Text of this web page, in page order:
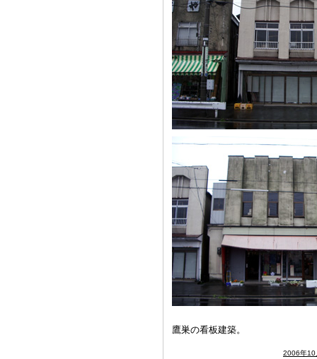
鷹巣の看板建築。
2006年10